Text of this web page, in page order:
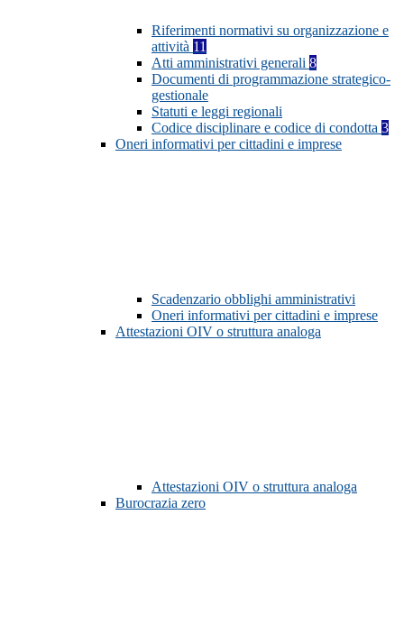
Riferimenti normativi su organizzazione e
attività 11
Atti amministrativi generali 8
Documenti di programmazione strategico-
gestionale
Statuti e leggi regionali
Codice disciplinare e codice di condotta 3
Oneri informativi per cittadini e imprese
Scadenzario obblighi amministrativi
Oneri informativi per cittadini e imprese
Attestazioni OIV o struttura analoga
Attestazioni OIV o struttura analoga
Burocrazia zero